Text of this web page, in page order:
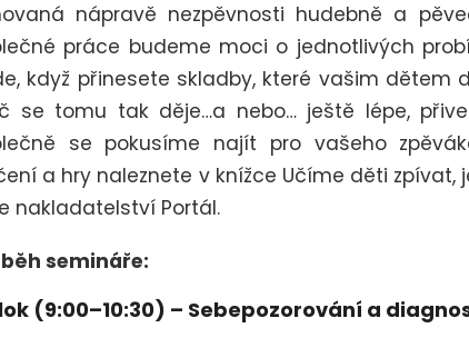
nápravě nezpěvnosti hudebně a
práce budeme moci o jednotlivých
když přinesete skladby, které vašim dětem
se tomu tak děje…a nebo… ještě lépe,
se pokusíme najít pro vašeho
a hry naleznete v knížce Učíme děti
nakladatelství Portál.
semináře:
(9:00–10:30) – Sebepozorování a